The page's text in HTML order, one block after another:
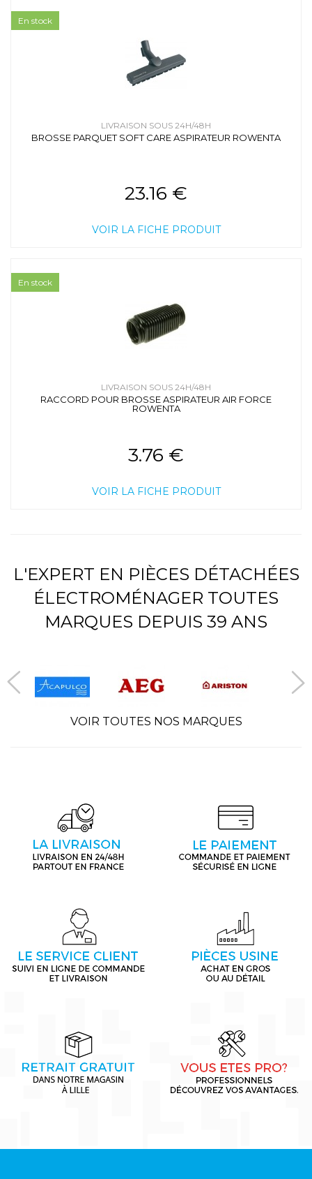
LIVRAISON SOUS 24H/48H
BROSSE PARQUET SOFT CARE ASPIRATEUR ROWENTA
23.16 €
VOIR LA FICHE PRODUIT
En stock
LIVRAISON SOUS 24H/48H
RACCORD POUR BROSSE ASPIRATEUR AIR FORCE
ROWENTA
3.76 €
VOIR LA FICHE PRODUIT
En stock
L'EXPERT EN PIÈCES DÉTACHÉES
ÉLECTROMÉNAGER TOUTES
MARQUES DEPUIS 39 ANS
VOIR TOUTES NOS MARQUES